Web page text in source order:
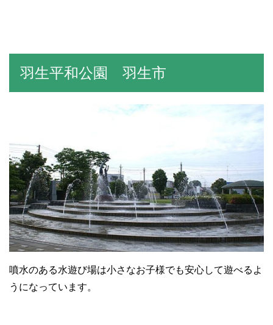
羽生平和公園 羽生市
噴水のある水遊び場は小さなお子様でも安心して遊べるよ
うになっています。